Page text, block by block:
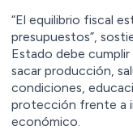
“El equilibrio fiscal
presupuestos”,
Estado debe cumplir
sacar producción,
condiciones,
protección frente a
económico.